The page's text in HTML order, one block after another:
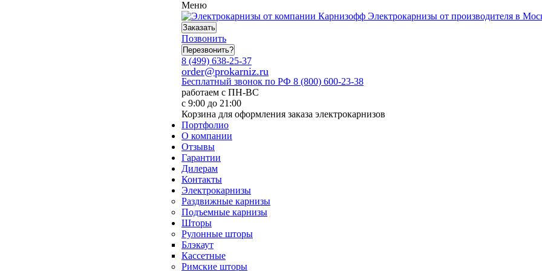
Меню
Электрокарнизы от производителя в
Заказать
Позвонить
Перезвонить?
8 (499) 638-25-37
order@prokarniz.ru
Бесплатный звонок по РФ 8 (800) 600-23-38
работаем с ПН-ВС
с 9:00 до 21:00
Корзина для оформления заказа электрокарнизов
Портфолио
О компании
Отзывы
Гарантии
Дилерам
Контакты
Электрокарнизы
Раздвижные карнизы
Подъемные карнизы
Шторы
Рулонные шторы
Блэкаут
Кассетные
Римские шторы